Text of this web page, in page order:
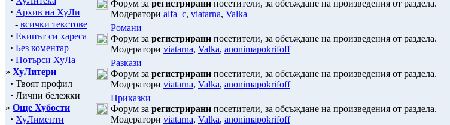
· Архив на ХуЛи
- всички текстове
· Екипът си хареса
· Без коментар
· Потърси ХуЛа
» ХуЛитери
· Твоят профил
· Лични бележки
» Още Хубости
· ХуЛименти
Форум за регистрирани посетители, за обсъждане на произведения от раздела.
Модератори alfa_c, viatarna, Valka
Романи
Форум за регистрирани посетители, за обсъждане на произведения от раздела.
Модератори viatarna, Valka, anonimapokrifoff
Разкази
Форум за регистрирани посетители, за обсъждане на произведения от раздела.
Модератори viatarna, Valka, anonimapokrifoff
Приказки
Форум за регистрирани посетители, за обсъждане на произведения от раздела.
Модератори viatarna, Valka, anonimapokrifoff